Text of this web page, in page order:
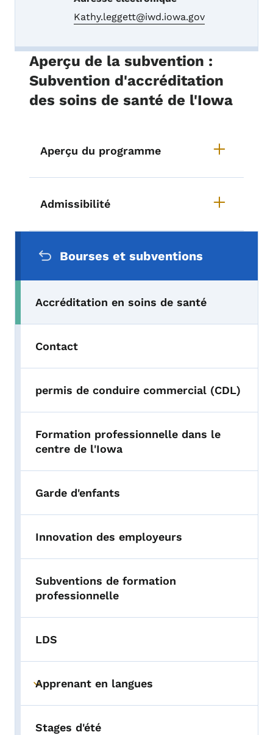
Kathy.leggett@iwd.iowa.gov
Aperçu de la subvention :
Subvention d'accréditation
des soins de santé de l'Iowa
Aperçu du programme
Admissibilité
Bourses et subventions
Accréditation en soins de santé
Contact
permis de conduire commercial (CDL)
Formation professionnelle dans le
centre de l'Iowa
Garde d'enfants
Innovation des employeurs
Subventions de formation
professionnelle
LDS
Toggle submenu
Apprenant en langues
Stages d'été